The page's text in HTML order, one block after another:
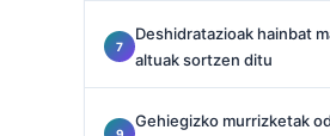
Deshidratazioak hainbat
altuak sortzen ditu
Gehiegizko murrizketak